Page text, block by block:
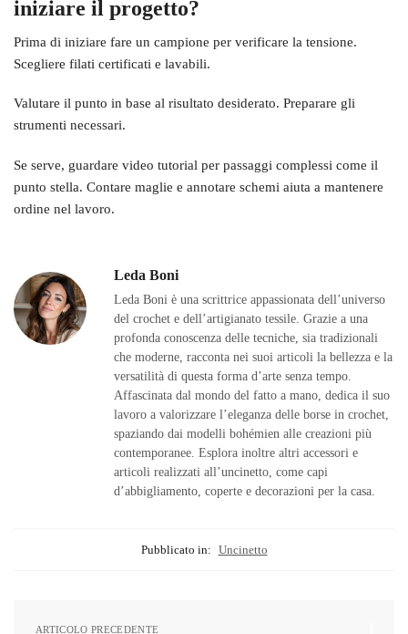
iniziare il progetto?
Prima di iniziare fare un campione per verificare la tensione.
Scegliere filati certificati e lavabili.
Valutare il punto in base al risultato desiderato. Preparare gli
strumenti necessari.
Se serve, guardare video tutorial per passaggi complessi come il
punto stella. Contare maglie e annotare schemi aiuta a mantenere
ordine nel lavoro.
Leda Boni
Leda Boni è una scrittrice appassionata dell’universo
del crochet e dell’artigianato tessile. Grazie a una
profonda conoscenza delle tecniche, sia tradizionali
che moderne, racconta nei suoi articoli la bellezza e la
versatilità di questa forma d’arte senza tempo.
Affascinata dal mondo del fatto a mano, dedica il suo
lavoro a valorizzare l’eleganza delle borse in crochet,
spaziando dai modelli bohémien alle creazioni più
contemporanee. Esplora inoltre altri accessori e
articoli realizzati all’uncinetto, come capi
d’abbigliamento, coperte e decorazioni per la casa.
Pubblicato in: Uncinetto
ARTICOLO PRECEDENTE